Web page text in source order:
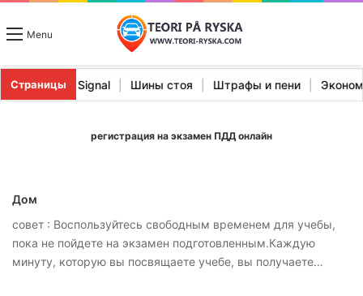
Menu
СтраницыStopp Signal | Шины стоя | Штрафы и пени |
регистрация на экзамен ПДД онлайн
Дом
совет : Воспользуйтесь свободным временем для учебы,
пока не пойдете на экзамен подготовленным.Каждую
минуту, которую вы посвящаете учебе, вы получаете…